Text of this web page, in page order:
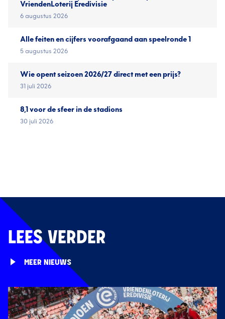
VriendenLoterij Eredivisie
6 augustus 2026
Alle feiten en cijfers voorafgaand aan speelronde 1
5 augustus 2026
Wie opent seizoen 2026/27 direct met een prijs?
31 juli 2026
8,1 voor de sfeer in de stadions
30 juli 2026
LEES VERDER
MEER NIEUWS